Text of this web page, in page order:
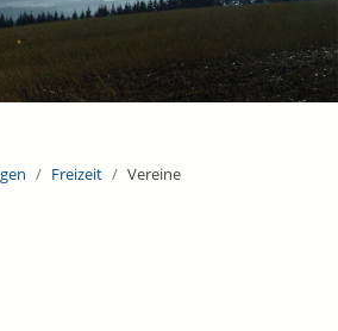
Freizeit Vereine